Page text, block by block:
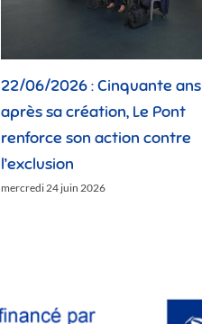
22/06/2026 : Cinquante ans
après sa création, Le Pont
renforce son action contre
l’exclusion
mercredi 24 juin 2026